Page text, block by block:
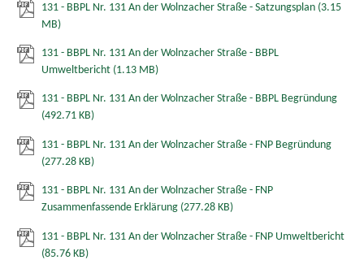
131 - BBPL Nr. 131 An der Wolnzacher Straße - Satzungsplan (3.15
MB)
131 - BBPL Nr. 131 An der Wolnzacher Straße - BBPL
Umweltbericht (1.13 MB)
131 - BBPL Nr. 131 An der Wolnzacher Straße - BBPL Begründung
(492.71 KB)
131 - BBPL Nr. 131 An der Wolnzacher Straße - FNP Begründung
(277.28 KB)
131 - BBPL Nr. 131 An der Wolnzacher Straße - FNP
Zusammenfassende Erklärung (277.28 KB)
131 - BBPL Nr. 131 An der Wolnzacher Straße - FNP Umweltbericht
(85.76 KB)